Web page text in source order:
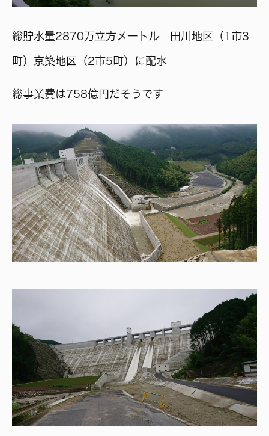
総貯水量2870万立方メートル 田川地区（1市3
町）京築地区（2市5町）に配水
総事業費は758億円だそうです